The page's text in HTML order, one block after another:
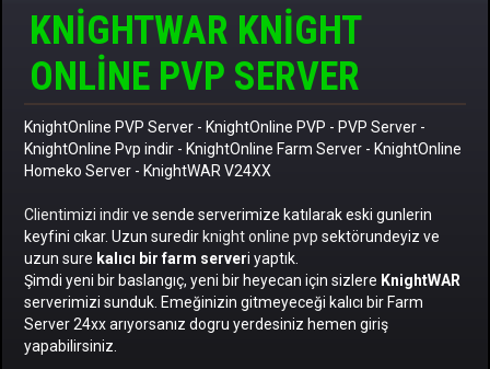
KNIGHTWAR KNIGHT
ONLINE PVP SERVER
KnightOnline PVP Server - KnightOnline PVP - PVP Server -
KnightOnline Pvp indir - KnightOnline Farm Server - KnightOnline
Homeko Server - KnightWAR V24XX
Clientimizi indirve sende serverimize katılarak eski gunlerin
keyfini cıkar. Uzun suredir knight online pvp sektörundeyiz ve
uzun sure kalıcı bir farm serveri yaptık.
Şimdi yeni bir baslangıç, yeni bir heyecan için sizlere KnightWAR
serverimizi sunduk. Emeğinizin gitmeyeceği kalıcı bir Farm
Server 24xx arıyorsanız dogru yerdesiniz hemen giriş
yapabilirsiniz.